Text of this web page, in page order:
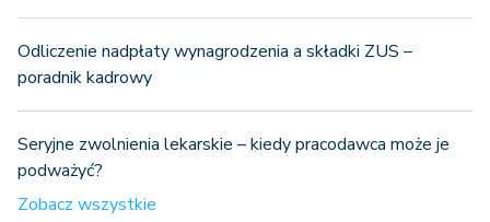
Odliczenie nadpłaty wynagrodzenia a składki ZUS –
poradnik kadrowy
Seryjne zwolnienia lekarskie – kiedy pracodawca może je
podważyć?
Zobacz wszystkie